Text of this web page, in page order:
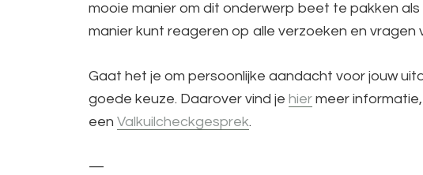
mooie manier om dit onderwerp beet te pakken
manier kunt reageren op alle verzoeken en vragen
Gaat het je om persoonlijke aandacht voor jouw
goede keuze. Daarover vind je hier meer
een Valkuilcheckgesprek.
—